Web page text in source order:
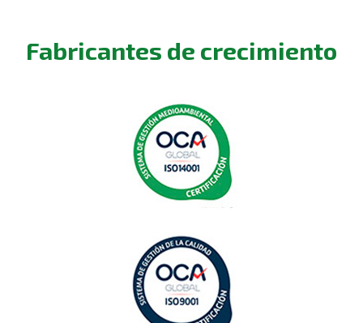
Fabricantes de crecimiento